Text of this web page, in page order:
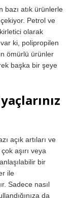
bazı atık ürünlerle
Petrol ve
olarak
ki, polipropilen
ömürlü ürünler
başka bir şeye
açık artıları ve
aşırı veya
bir
ile
Sadece nasıl
da